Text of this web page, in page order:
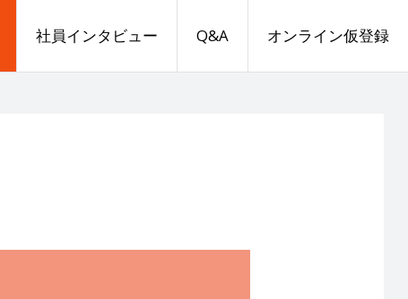
社員インタビュー Q&A オンライン仮登録